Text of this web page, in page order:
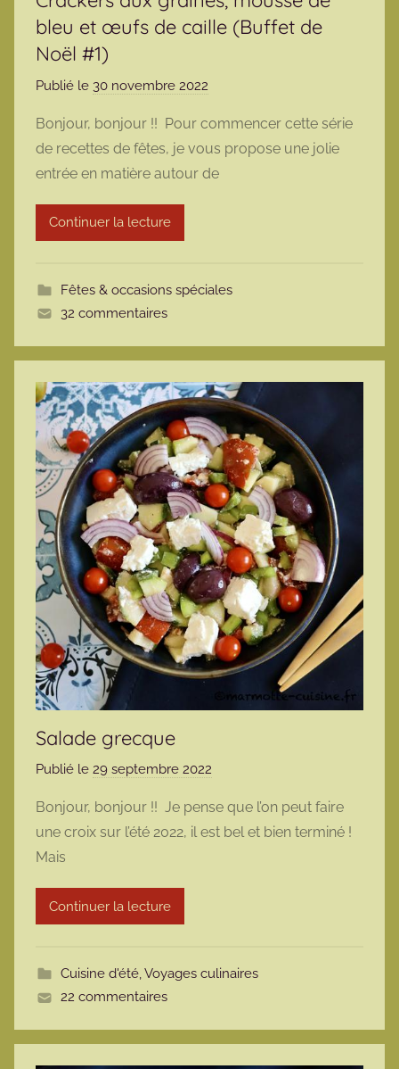
bleu et œufs de caille (Buffet de
Noël #1)
Publié le 30 novembre 2022
r
m
a
t
Bonjour, bonjour !! Pour commencer cette série
de recettes de fêtes, je vous propose une jolie
entrée en matière autour de
Continuer la lecture
Fêtes & occasions spéciales
32 commentaires
Salade grecque
Publié le 29 septembre 2022
r
m
t
Bonjour, bonjour !! Je pense que l’on peut faire
une croix sur l’été 2022, il est bel et bien terminé !
Mais
Continuer la lecture
Cuisine d'été,Voyages culinaires
22 commentaires